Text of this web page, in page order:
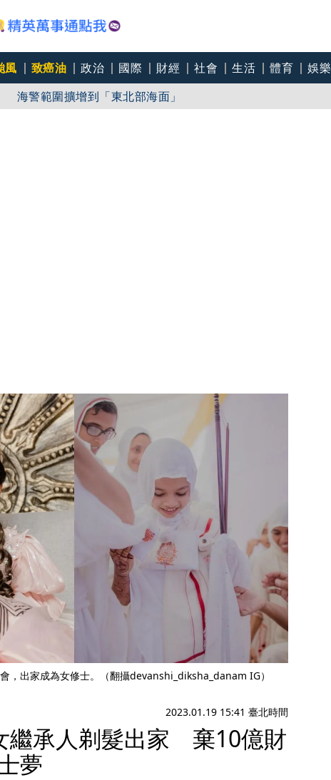
風 致癌油 政治 國際 財經 社會 生活 體育 娛樂
海警範圍擴增到「東北部海面」
抹黑「欠陳時中一個道歉」 柯志恩反嗆：比病毒還要毒
，出家成為女修士。（翻攝devanshi_diksha_danam IG）
2023.01.19 15:41 臺北時間
繼承人剃髮出家 棄10億財
夢